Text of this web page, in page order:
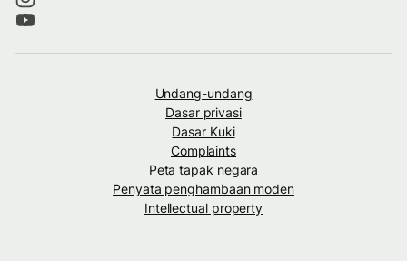
Undang-undang
Dasar privasi
Dasar Kuki
Complaints
Peta tapak negara
Penyata penghambaan moden
Intellectual property